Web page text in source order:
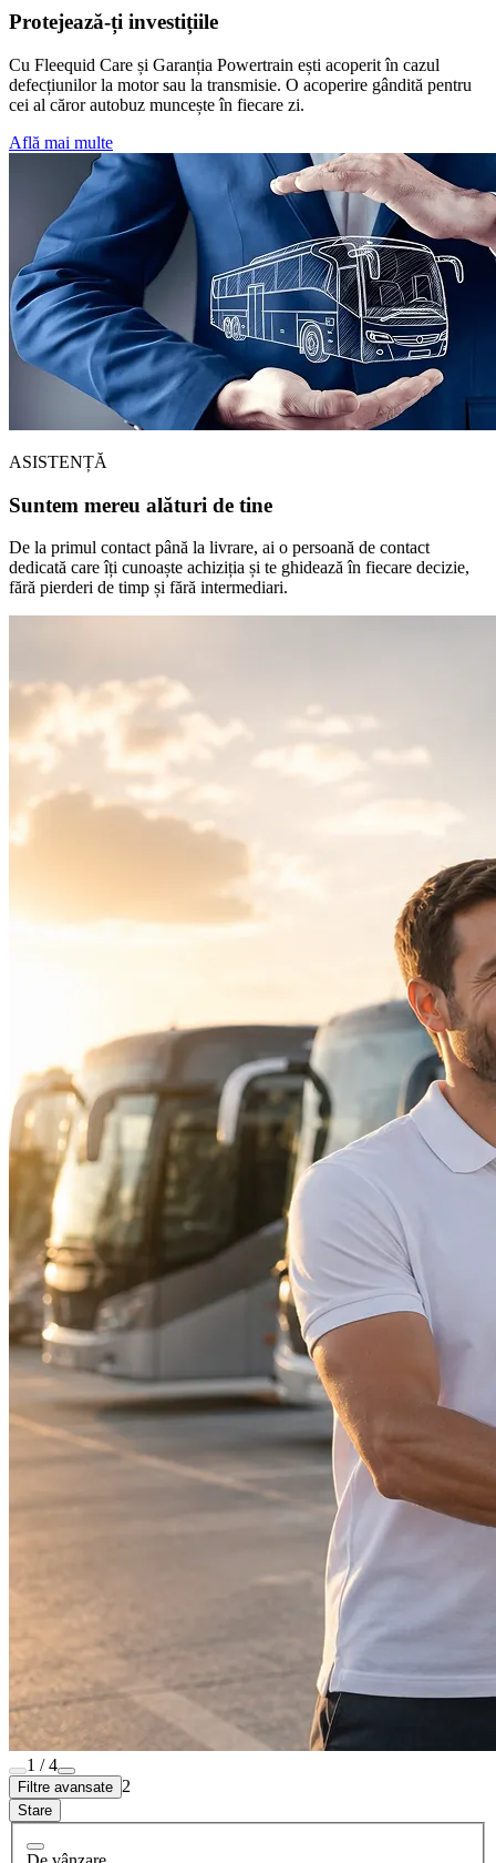
Protejează-ți investițiile
Cu Fleequid Care și Garanția Powertrain ești acoperit în cazul
defecțiunilor la motor sau la transmisie. O acoperire gândită pentru
cei al căror autobuz muncește în fiecare zi.
Află mai multe
ASISTENȚĂ
Suntem mereu alături de tine
De la primul contact până la livrare, ai o persoană de contact
dedicată care îți cunoaște achiziția și te ghidează în fiecare decizie,
fără pierderi de timp și fără intermediari.
1 / 4
Filtre avansate 2
Stare